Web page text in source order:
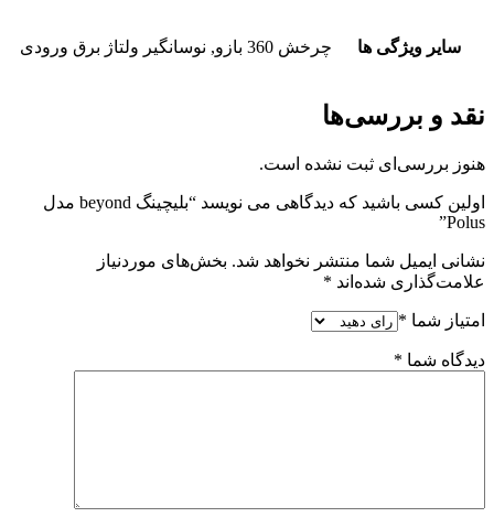
سایر ویژگی ها چرخش 360 بازو, نوسانگیر ولتاژ برق ورودی
نقد و بررسی‌ها
هنوز بررسی‌ای ثبت نشده است.
اولین کسی باشید که دیدگاهی می نویسد “بلیچینگ beyond مدل
Polus”
نشانی ایمیل شما منتشر نخواهد شد. بخش‌های موردنیاز
علامت‌گذاری شده‌اند *
امتیاز شما *
دیدگاه شما *